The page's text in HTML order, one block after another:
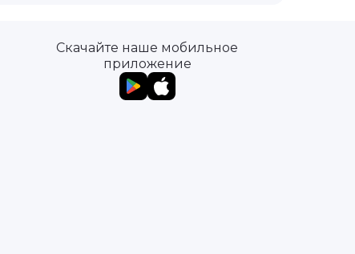
Скачайте наше мобильное
приложение